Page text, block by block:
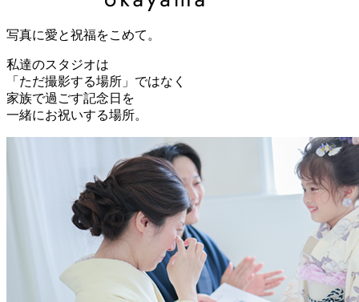
写真に愛と祝福をこめて。
私達のスタジオは
「ただ撮影する場所」ではなく
家族で過ごす記念日を
一緒にお祝いする場所。